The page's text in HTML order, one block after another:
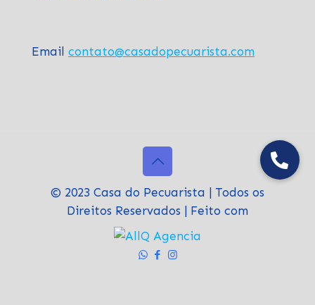
Email contato@casadopecuarista.com
© 2023 Casa do Pecuarista | Todos os
Direitos Reservados | Feito com